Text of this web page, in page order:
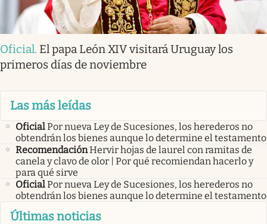
Oficial. El papa León XIV visitará Uruguay los
primeros días de noviembre
Las más leídas
OficialPor nueva Ley de Sucesiones, los herederos no
obtendrán los bienes aunque lo determine el testamento
RecomendaciónHervir hojas de laurel con ramitas de
canela y clavo de olor | Por qué recomiendan hacerlo y
para qué sirve
OficialPor nueva Ley de Sucesiones, los herederos no
obtendrán los bienes aunque lo determine el testamento
Últimas noticias